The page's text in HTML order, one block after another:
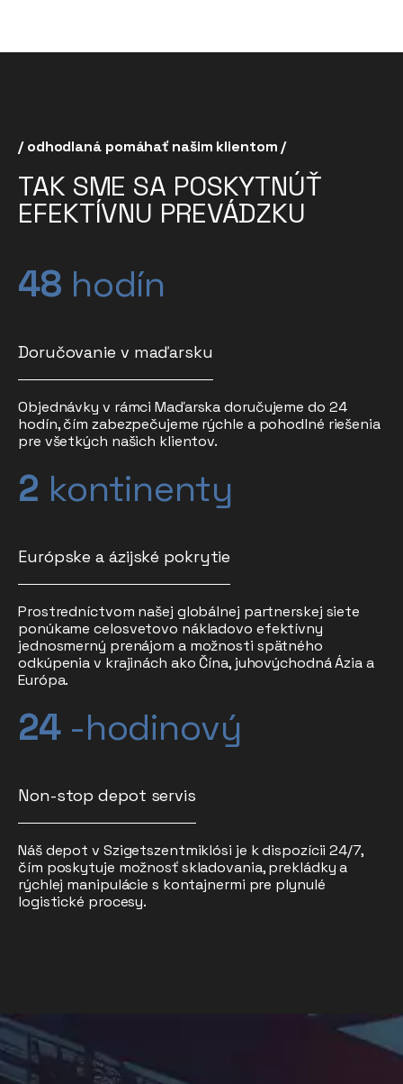
/ odhodlaná pomáhať našim klientom /
TAK SME SA POSKYTNÚŤ
EFEKTÍVNU PREVÁDZKU
48 hodín
Doručovanie v maďarsku
Objednávky v rámci Maďarska doručujeme do 24
hodín, čím zabezpečujeme rýchle a pohodlné riešenia
pre všetkých našich klientov.
2 kontinenty
Európske a ázijské pokrytie
Prostredníctvom našej globálnej partnerskej siete
ponúkame celosvetovo nákladovo efektívny
jednosmerný prenájom a možnosti spätného
odkúpenia v krajinách ako Čína, juhovýchodná Ázia a
Európa.
24 -hodinový
Non-stop depot servis
Náš depot v Szigetszentmiklósi je k dispozícii 24/7,
čím poskytuje možnosť skladovania, prekládky a
rýchlej manipulácie s kontajnermi pre plynulé
logistické procesy.